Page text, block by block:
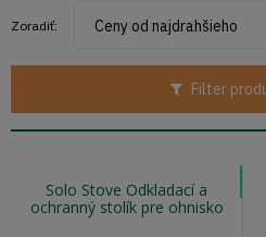
Filter
Zoradiť: Ceny od najdrahšieho
Solo Stove Odkladací a
ochranný stolík pre ohnisko
RANGER a BONFIRE